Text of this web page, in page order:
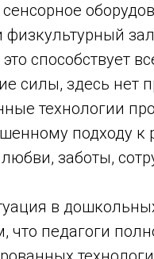
это способствует
силы, здесь нет
технологии
подходу к
заботы,
в
что педагоги